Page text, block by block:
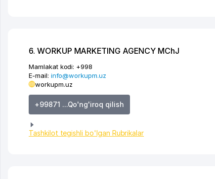
6. WORKUP MARKETING AGENCY MChJ
Mamlakat kodi: +998
E-mail: info@workupm.uz
workupm.uz
+99871 ...Qo'ng'iroq qilish
Tashkilot tegishli bo'lgan Rubrikalar